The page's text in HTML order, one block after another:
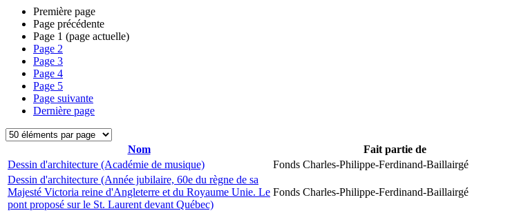
Première page
Page précédente
Page 1 (page actuelle)
Page 2
Page 3
Page 4
Page 5
Page suivante
Dernière page
Nom Fait partie de
Dessin d'architecture (Académie de musique)
Fonds Charles-Philippe-Ferdinand-Baillairgé
Dessin d'architecture (Année jubilaire, 60e du règne de sa
Majesté Victoria reine d'Angleterre et du Royaume Unie. Le
pont proposé sur le St. Laurent devant Québec)
Fonds Charles-Philippe-Ferdinand-Baillairgé